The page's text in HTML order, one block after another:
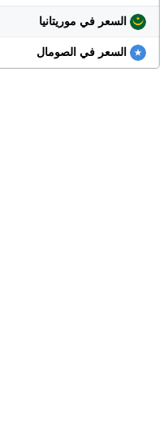
السعر في موريتانيا
السعر في الصومال